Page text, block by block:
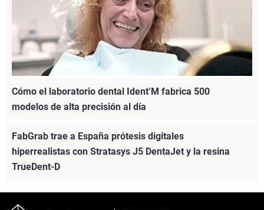
a devolverle la sonrisa a Candice Baier-Gregory con unas
prótesis dentales precisas y de aspecto natural.
Cómo el laboratorio dental Ident’M fabrica 500
modelos de alta precisión al día
FabGrab trae a España prótesis digitales
hiperrealistas con Stratasys J5 DentaJet y la resina
TrueDent-D